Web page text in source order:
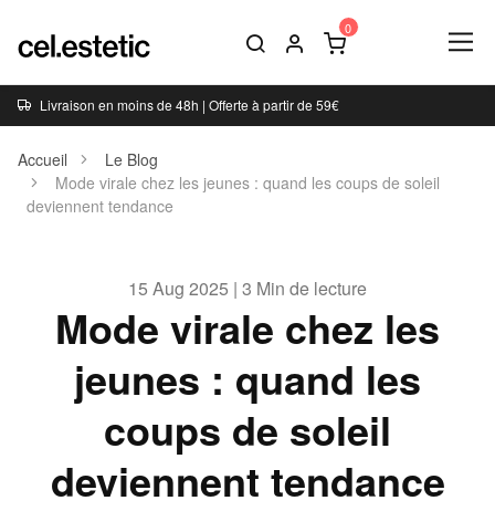
Livraison en moins de 48h | Offerte à partir de 59€
Accueil
Le Blog
Mode virale chez les jeunes : quand les coups de soleil
deviennent tendance
15 Aug 2025 | 3 Min de lecture
Mode virale chez les
jeunes : quand les
coups de soleil
deviennent tendance